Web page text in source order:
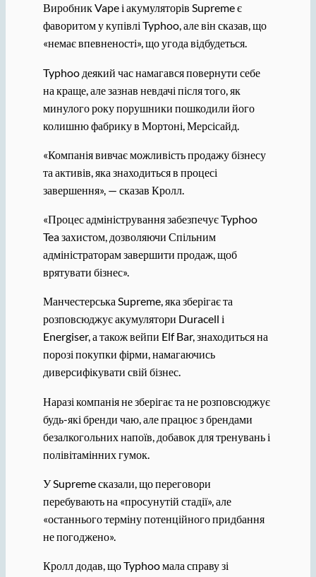
Виробник Vape і акумуляторів Supreme є
фаворитом у купівлі Typhoo, але він сказав, що
«немає впевненості», що угода відбудеться.
Typhoo деякий час намагався повернути себе
на краще, але зазнав невдачі після того, як
минулого року порушники пошкодили його
колишню фабрику в Мортоні, Мерсісайд.
«Компанія вивчає можливість продажу бізнесу
та активів, яка знаходиться в процесі
завершення», — сказав Кролл.
«Процес адміністрування забезпечує Typhoo
Tea захистом, дозволяючи Спільним
адміністраторам завершити продаж, щоб
врятувати бізнес».
Манчестерська Supreme, яка зберігає та
розповсюджує акумулятори Duracell і
Energiser, а також вейпи Elf ​​Bar, знаходиться на
порозі покупки фірми, намагаючись
диверсифікувати свій бізнес.
Наразі компанія не зберігає та не розповсюджує
будь-які бренди чаю, але працює з брендами
безалкогольних напоїв, добавок для тренувань і
полівітамінних гумок.
У Supreme сказали, що переговори
перебувають на «просунутій стадії», але
«останнього терміну потенційного придбання
не погоджено».
Кролл додав, що Typhoo мала справу зі